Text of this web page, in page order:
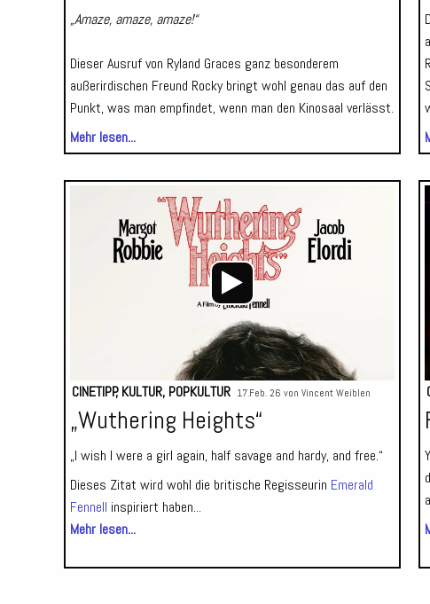
„Amaze, amaze, amaze!“
Dieser Ausruf von Ryland Graces ganz besonderem
außerirdischen Freund Rocky bringt wohl genau das auf den
Punkt, was man empfindet, wenn man den Kinosaal verlässt.
Mehr lesen...
CINETIPP,KULTUR, POPKULTUR 17.Feb. 26 von Vincent Weiblen
„Wuthering Heights“
„I wish I were a girl again, half savage and hardy, and free.“
Dieses Zitat wird wohl die britische Regisseurin Emerald
Fennell inspiriert haben...
Mehr lesen...